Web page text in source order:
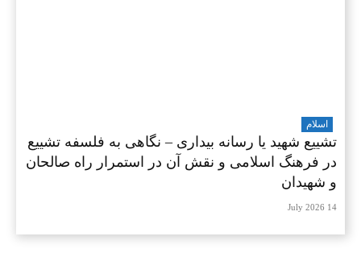
اسلام
تشییع شهید یا رسانه بیداری – نگاهی به فلسفه تشییع
در فرهنگ اسلامی و نقش آن در استمرار راه صالحان
و شهیدان
14 July 2026